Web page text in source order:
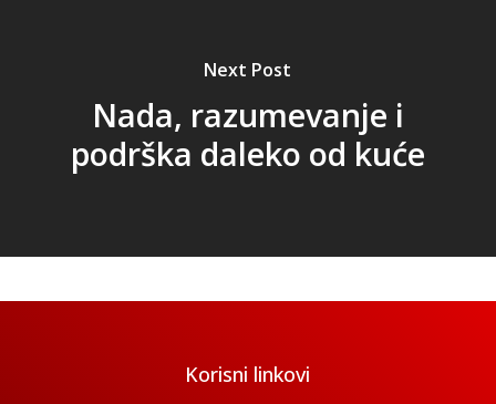
Next Post
Nada, razumevanje i
podrška daleko od kuće
Korisni linkovi